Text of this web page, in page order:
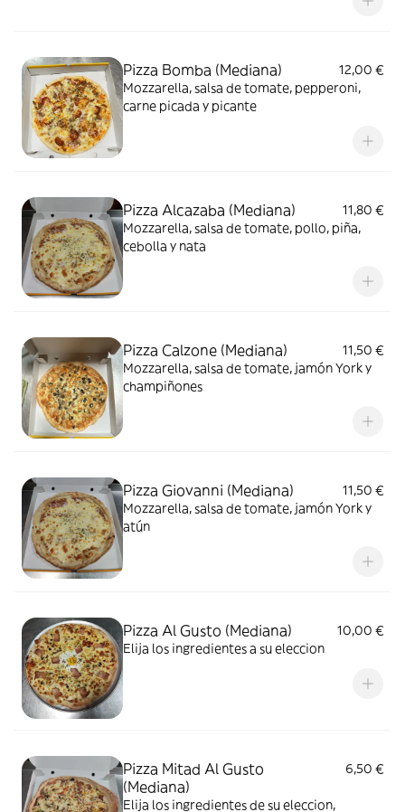
Pizza Bomba (Mediana)
12,00 €
Mozzarella, salsa de tomate, pepperoni,
carne picada y picante
Pizza Alcazaba (Mediana)
11,80 €
Mozzarella, salsa de tomate, pollo, piña,
cebolla y nata
Pizza Calzone (Mediana)
11,50 €
Mozzarella, salsa de tomate, jamón York y
champiñones
Pizza Giovanni (Mediana)
11,50 €
Mozzarella, salsa de tomate, jamón York y
atún
Pizza Al Gusto (Mediana)
10,00 €
Elija los ingredientes a su eleccion
Pizza Mitad Al Gusto
(Mediana)
6,50 €
Elija los ingredientes de su eleccion,